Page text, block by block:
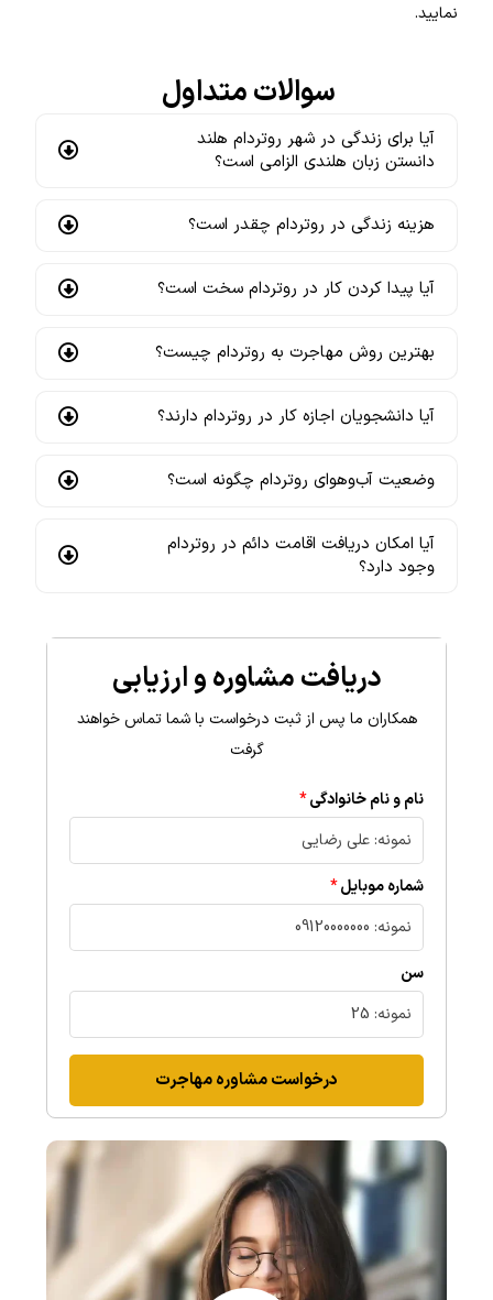
نمایید.
سوالات متداول
آیا برای زندگی در شهر روتردام هلند
دانستن زبان هلندی الزامی است؟
هزینه زندگی در روتردام چقدر است؟
آیا پیدا کردن کار در روتردام سخت است؟
بهترین روش مهاجرت به روتردام چیست؟
آیا دانشجویان اجازه کار در روتردام دارند؟
وضعیت آب‌وهوای روتردام چگونه است؟
آیا امکان دریافت اقامت دائم در روتردام
وجود دارد؟
دریافت مشاوره و ارزیابی
همکاران ما پس از ثبت درخواست با شما تماس خواهند
گرفت
نام و نام خانوادگی
شماره موبایل
سن
درخواست مشاوره مهاجرت